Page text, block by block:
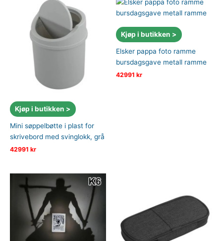
Kjøp i butikken >
Mini søppelbøtte i plast for
skrivebord med svinglokk, grå
42991 kr
Kjøp i butikken >
Elsker pappa foto ramme
bursdagsgave metall ramme
42991 kr